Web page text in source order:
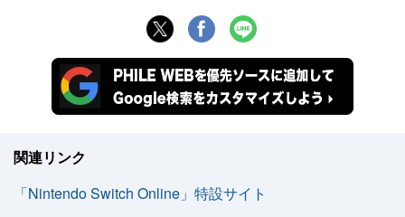
関連リンク
「Nintendo Switch Online」特設サイト